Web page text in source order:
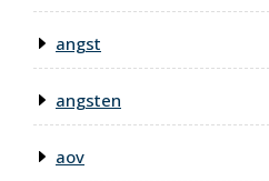
angst
angsten
aov